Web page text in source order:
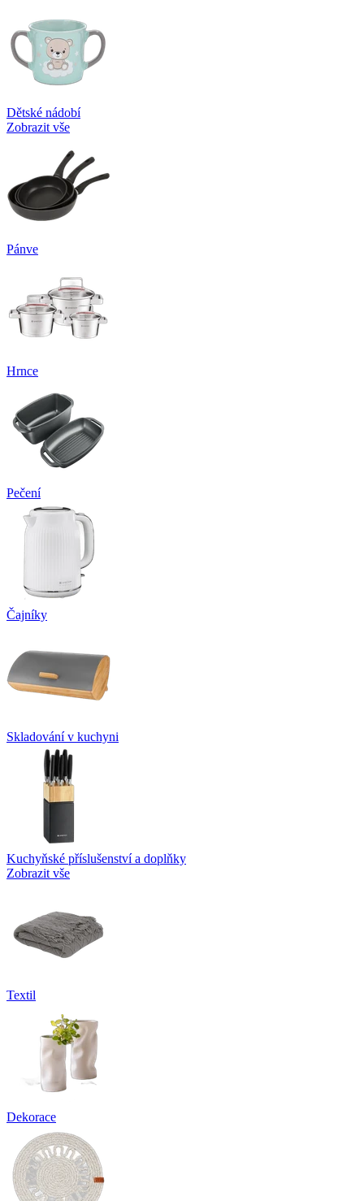
Dětské nádobí
Zobrazit vše
Pánve
Hrnce
Pečení
Čajníky
Skladování v kuchyni
Kuchyňské příslušenství a doplňky
Zobrazit vše
Textil
Dekorace